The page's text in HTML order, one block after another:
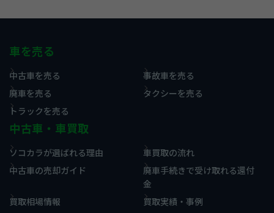
車を売る
中古車を売る
事故車を売る
廃車を売る
タクシーを売る
トラックを売る
中古車・車買取
ソコカラが選ばれる理由
車買取の流れ
中古車の売却ガイド
廃車手続きで受け取れる還付
金
買取相場情報
買取実績・事例